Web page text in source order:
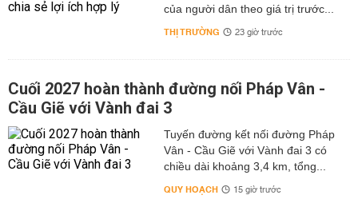
của người dân theo giá trị trước...
THỊ TRƯỜNG 23 giờ trước
Cuối 2027 hoàn thành đường nối Pháp Vân -
Cầu Giẽ với Vành đai 3
Tuyến đường kết nối đường Pháp
Vân - Cầu Giẽ với Vành đai 3 có
chiều dài khoảng 3,4 km, tổng...
QUY HOẠCH 15 giờ trước